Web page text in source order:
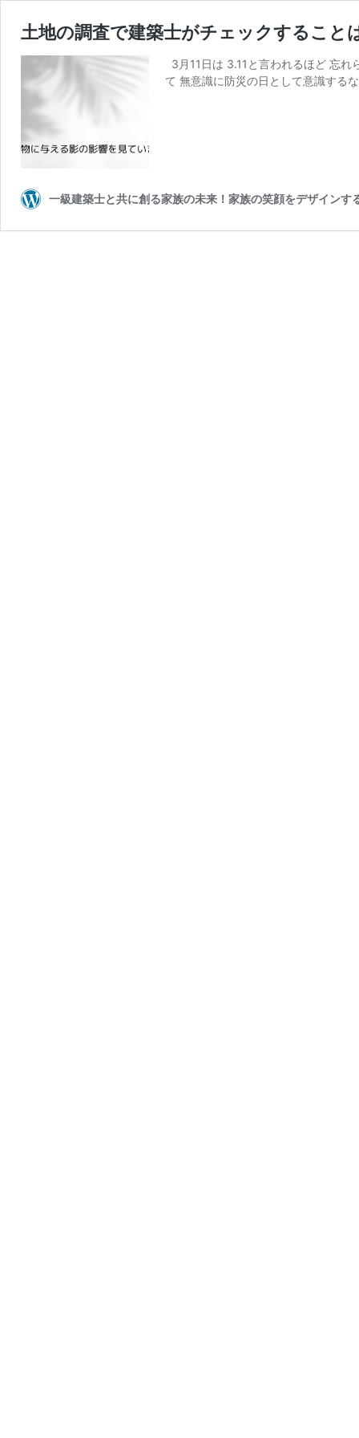
土地の調査で建築士がチェックすること
3月11日は 3.11と言われるほど 忘
て 無意識に防災の日として意識する
一級建築士と共に創る家族の未来！家族の笑顔をデザインす